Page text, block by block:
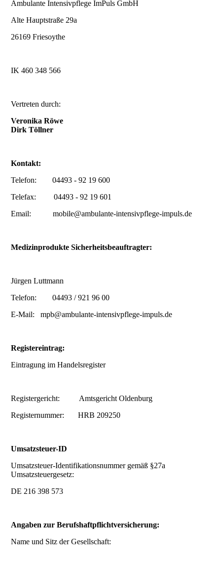
Ambulante Intensivpflege ImPuls GmbH
Alte Hauptstraße 29a
26169 Friesoythe
IK 460 348 566
Vertreten durch:
Veronika Röwe
Dirk Töllner
Kontakt:
Telefon: 04493 - 92 19 600
Telefax: 04493 - 92 19 601
Email: mobile@ambulante-intensivpflege-impuls.de
Medizinprodukte Sicherheitsbeauftragter:
Jürgen Luttmann
Telefon: 04493 / 921 96 00
E-Mail: mpb@ambulante-intensivpflege-impuls.de
Registereintrag:
Eintragung im Handelsregister
Registergericht: Amtsgericht Oldenburg
Registernummer: HRB 209250
Umsatzsteuer-ID
Umsatzsteuer-Identifikationsnummer gemäß §27a
Umsatzsteuergesetz:
DE 216 398 573
Angaben zur Berufshaftpflichtversicherung:
Name und Sitz der Gesellschaft: